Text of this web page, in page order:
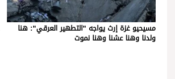
مسيحيو غزة إرث يواجه "التطهير العرقي": هنا
ولدنا وهنا عشنا وهنا نموت